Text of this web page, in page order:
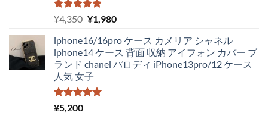
5段階中
5.00
の評価
¥4,350 元
価
格
は
¥4,350
で
¥1,980現
の
価
格
iphone16/16pro ケース カメリア シャネル
iphone14 ケース 背面 収納 アイフォン カバー ブ
ランド chanel パロディ iPhone13pro/12 ケース
人気 女子
5段階中
5.00
¥5,200